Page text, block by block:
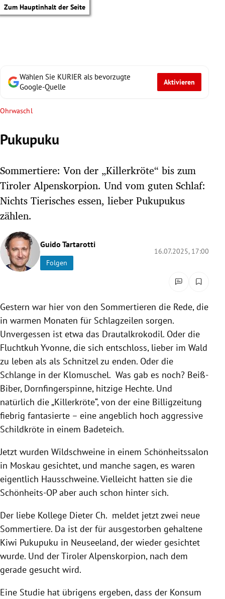
Zum Hauptinhalt der Seite
Untermenü
Untermenü
Untermenü
Untermenü
Untermenü
Untermenü
Untermenü
Untermenü
Untermenü
Wählen Sie KURIER als bevorzugte
Google-Quelle
Aktivieren
Ohrwaschl
Pukupuku
Sommertiere: Von der „Killerkröte“ bis zum
Tiroler Alpenskorpion. Und vom guten Schlaf:
Nichts Tierisches essen, lieber Pukupukus
zählen.
Guido Tartarotti
Folgen
16.07.2025, 17:00
Gestern war hier von den Sommertieren die Rede, die
in warmen Monaten für Schlagzeilen sorgen.
Unvergessen ist etwa das Drautalkrokodil. Oder die
Fluchtkuh Yvonne, die sich entschloss, lieber im Wald
zu leben als als Schnitzel zu enden. Oder die
Schlange in der Klomuschel. Was gab es noch? Beiß-
Biber, Dornfingerspinne, hitzige Hechte. Und
natürlich die „Killerkröte“, von der eine Billigzeitung
fiebrig fantasierte – eine angeblich hoch aggressive
Schildkröte in einem Badeteich.
Jetzt wurden Wildschweine in einem Schönheitssalon
in Moskau gesichtet, und manche sagen, es waren
eigentlich Hausschweine. Vielleicht hatten sie die
Schönheits-OP aber auch schon hinter sich.
Der liebe Kollege Dieter Ch. meldet jetzt zwei neue
Sommertiere. Da ist der für ausgestorben gehaltene
Kiwi Pukupuku in Neuseeland, der wieder gesichtet
wurde. Und der Tiroler Alpenskorpion, nach dem
gerade gesucht wird.
Eine Studie hat übrigens ergeben, dass der Konsum